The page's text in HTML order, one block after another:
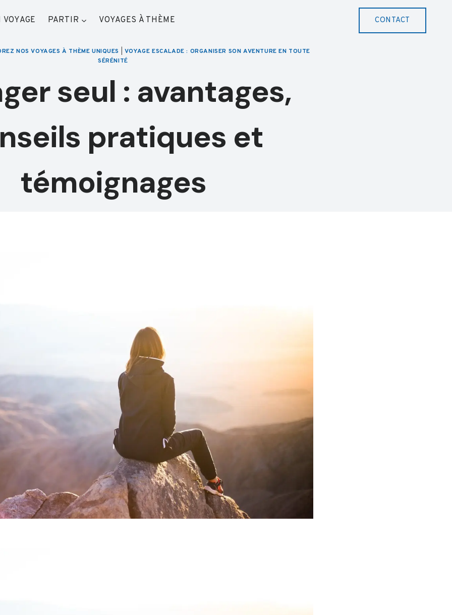
PARTIR VOYAGES À THÈME CONTACT
NOS VOYAGES À THÈME UNIQUES
VOYAGE ESCALADE : ORGANISER SON AVENTURE EN TOUTE
SÉRÉNITÉ
seul : avantages,
pratiques et
témoignages